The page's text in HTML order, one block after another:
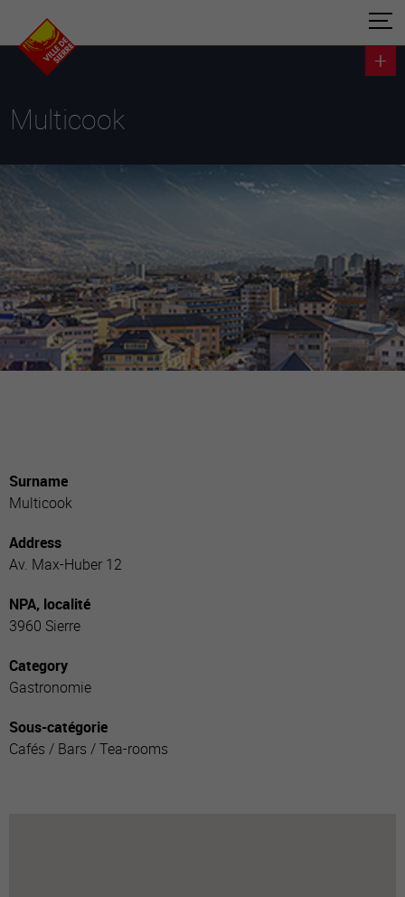
Multicook
Surname
Multicook
Address
Av. Max-Huber 12
NPA, localité
3960 Sierre
Category
Gastronomie
Sous-catégorie
Cafés / Bars / Tea-rooms